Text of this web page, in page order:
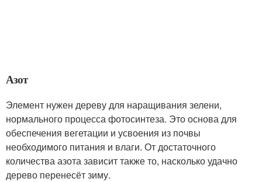
Азот
Элемент нужен дереву для наращивания зелени,
нормального процесса фотосинтеза. Это основа для
обеспечения вегетации и усвоения из почвы
необходимого питания и влаги. От достаточного
количества азота зависит также то, насколько удачно
дерево перенесёт зиму.